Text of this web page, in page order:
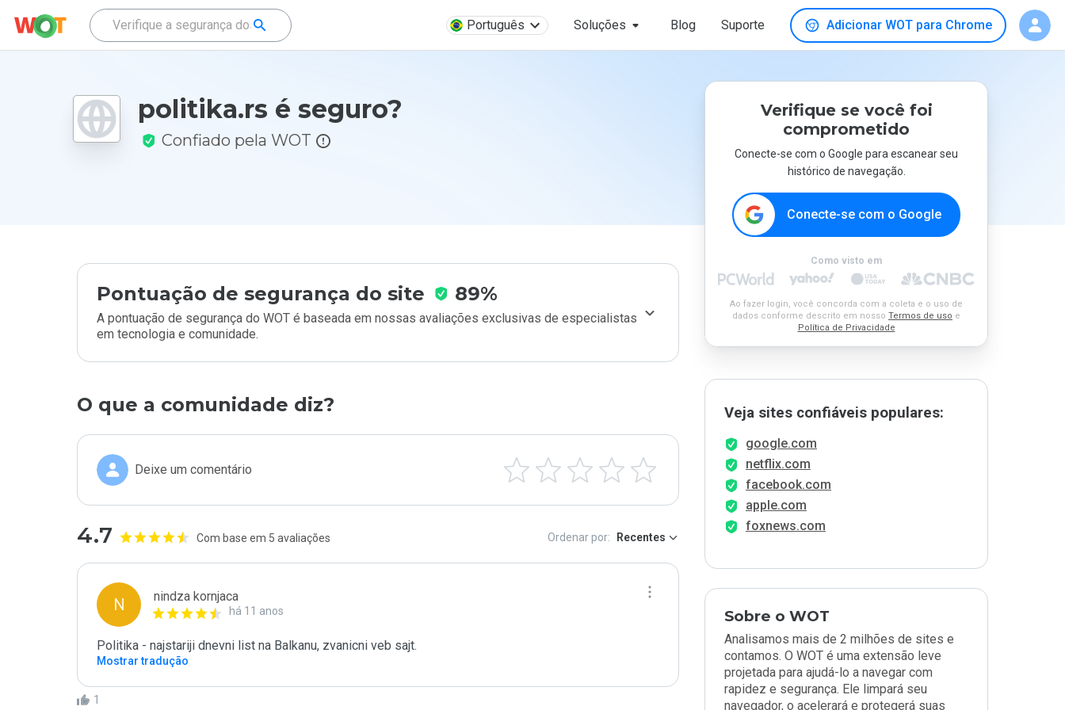
Português Soluções Blog Suporte Adicionar WOT para Chrome
politika.rs é seguro?
Confiado pela WOT
Pontuação de segurança do site 89%
A pontuação de segurança do WOT é baseada em nossas avaliações exclusivas de especialistas
em tecnologia e comunidade.
O que a comunidade diz?
Deixe um comentário
4.7 Com base em 5 avaliações Ordenar por: Recentes
N nindza kornjaca
há 11 anos
Politika - najstariji dnevni list na Balkanu, zvanicni veb sajt.
Mostrar tradução
1
Verifique se você foi
comprometido
Conecte-se com o Google para escanear seu
histórico de navegação.
Conecte-se com o Google
Como visto em
Ao fazer login, você concorda com a coleta e o uso de
dados conforme descrito em nosso Termos de uso e
Política de Privacidade
Veja sites confiáveis populares:
google.com
netflix.com
facebook.com
apple.com
foxnews.com
Sobre o WOT
Analisamos mais de 2 milhões de sites e
contamos. O WOT é uma extensão leve
projetada para ajudá-lo a navegar com
rapidez e segurança. Ele limpará seu
navegador, o acelerará e protegerá suas